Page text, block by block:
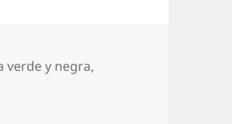
verde y negra,